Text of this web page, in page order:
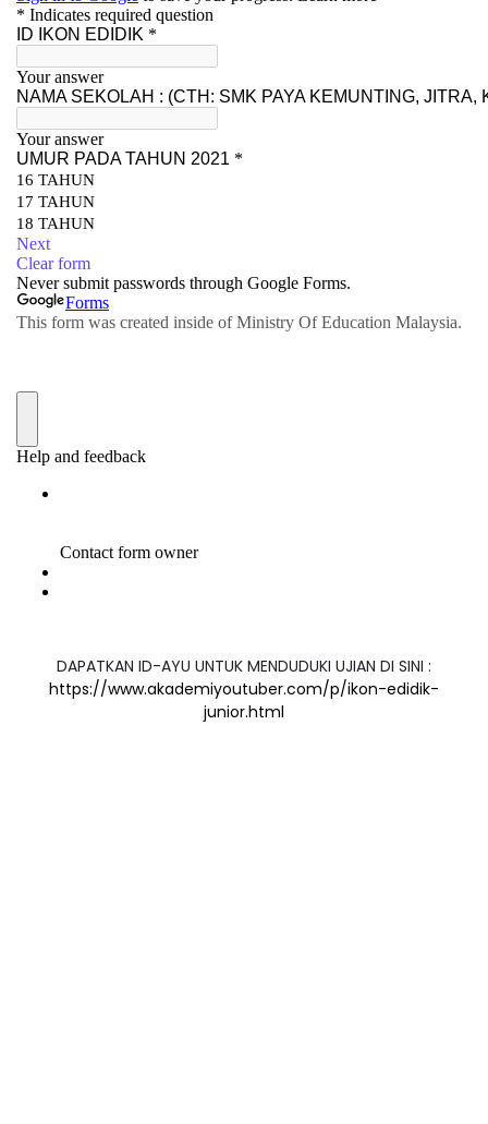
DAPATKAN ID-AYU UNTUK MENDUDUKI UJIAN DI SINI :
https://www.akademiyoutuber.com/p/ikon-edidik-
junior.html